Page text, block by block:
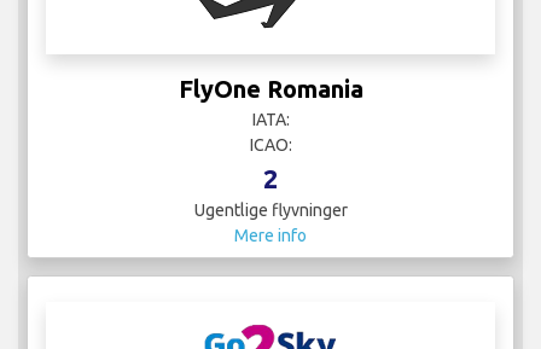
FlyOne Romania
IATA:
ICAO:
2
Ugentlige flyvninger
Mere info